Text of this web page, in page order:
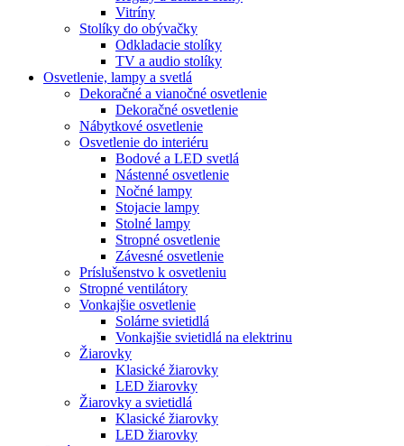
Vitríny
Stolíky do obývačky
Odkladacie stolíky
TV a audio stolíky
Osvetlenie, lampy a svetlá
Dekoračné a vianočné osvetlenie
Dekoračné osvetlenie
Nábytkové osvetlenie
Osvetlenie do interiéru
Bodové a LED svetlá
Nástenné osvetlenie
Nočné lampy
Stojacie lampy
Stolné lampy
Stropné osvetlenie
Závesné osvetlenie
Príslušenstvo k osvetleniu
Stropné ventilátory
Vonkajšie osvetlenie
Solárne svietidlá
Vonkajšie svietidlá na elektrinu
Žiarovky
Klasické žiarovky
LED žiarovky
Žiarovky a svietidlá
Klasické žiarovky
LED žiarovky